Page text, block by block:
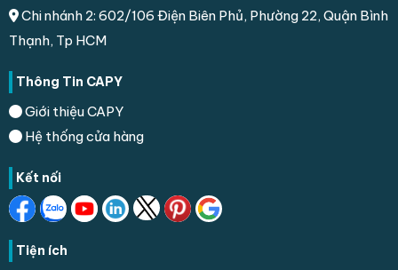
Chi nhánh 2: 602/106 Điện Biên Phủ, Phường 22, Quận Bình
Thạnh, Tp HCM
Thông Tin CAPY
Giới thiệu CAPY
Hệ thống cửa hàng
Kết nối
Tiện ích